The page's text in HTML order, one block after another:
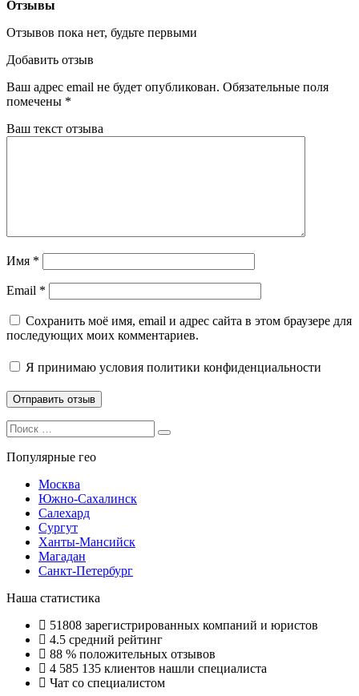
Отзывы
Отзывов пока нет, будьте первыми
Добавить отзыв
Ваш адрес email не будет опубликован. Обязательные поля
помечены *
Ваш текст отзыва
Имя *
Email *
Сохранить моё имя, email и адрес сайта в этом браузере для
последующих моих комментариев.
Я принимаю условия политики конфиденциальности
Search
for:
Search
Популярные гео
Москва
Южно-Сахалинск
Салехард
Сургут
Ханты-Мансийск
Магадан
Санкт-Петербург
Наша статистика
51808 зарегистрированных компаний и юристов
4.5 средний рейтинг
88 % положительных отзывов
4 585 135 клиентов нашли специалиста
Чат со специалистом